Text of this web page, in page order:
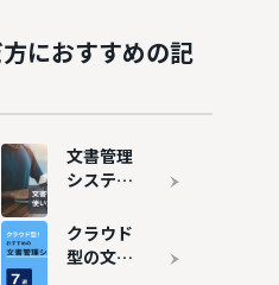
におすすめの記
文書管理
システム
能や導入
メリッ
クラウド
型の文書